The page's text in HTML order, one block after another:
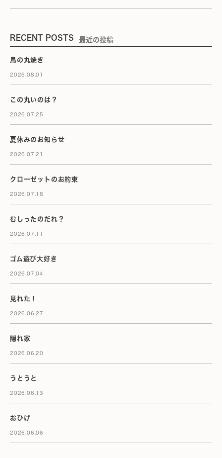
RECENT POSTS 最近の投稿
鳥の丸焼き
2026.08.01
この丸いのは？
2026.07.25
夏休みのお知らせ
2026.07.21
クローゼットのお約束
2026.07.18
むしったのだれ？
2026.07.11
ゴム遊び大好き
2026.07.04
見れた！
2026.06.27
隠れ家
2026.06.20
うとうと
2026.06.13
おひげ
2026.06.06